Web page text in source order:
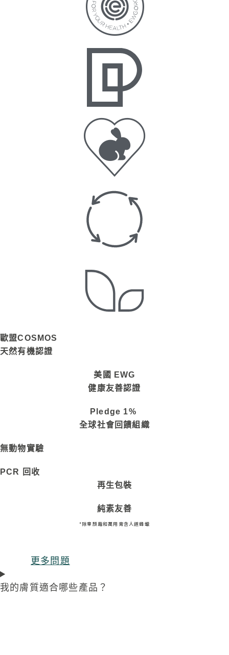
歐盟COSMOS
天然有機認證
美國 EWG
健康友善認證
Pledge 1%
全球社會回饋組織
無動物實驗
PCR
回收
再生包裝
純素友善
*除童顏霜和萬用膏含人道蜂蠟
更多問題
我的膚質適合哪些產品？​